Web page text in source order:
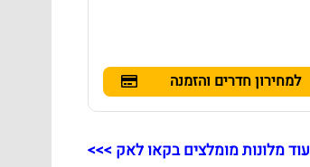
למחירון חדרים והזמנה
עוד מלונות מומלצים בקאו לאק >>>